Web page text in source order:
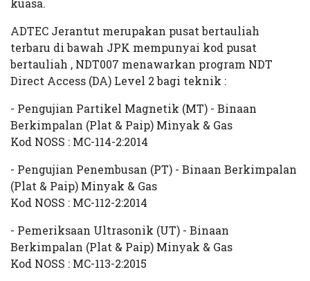
kuasa.
ADTEC Jerantut merupakan pusat bertauliah
terbaru di bawah JPK mempunyai kod pusat
bertauliah , NDT007 menawarkan program NDT
Direct Access (DA) Level 2 bagi teknik :
- Pengujian Partikel Magnetik (MT) - Binaan
Berkimpalan (Plat & Paip) Minyak & Gas
Kod NOSS : MC-114-2:2014
- Pengujian Penembusan (PT) - Binaan Berkimpalan
(Plat & Paip) Minyak & Gas
Kod NOSS : MC-112-2:2014
- Pemeriksaan Ultrasonik (UT) - Binaan
Berkimpalan (Plat & Paip) Minyak & Gas
Kod NOSS : MC-113-2:2015